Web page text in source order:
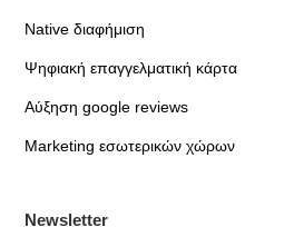
Native διαφήμιση
Ψηφιακή επαγγελματική κάρτα
Αύξηση google reviews
Marketing εσωτερικών χώρων
Newsletter